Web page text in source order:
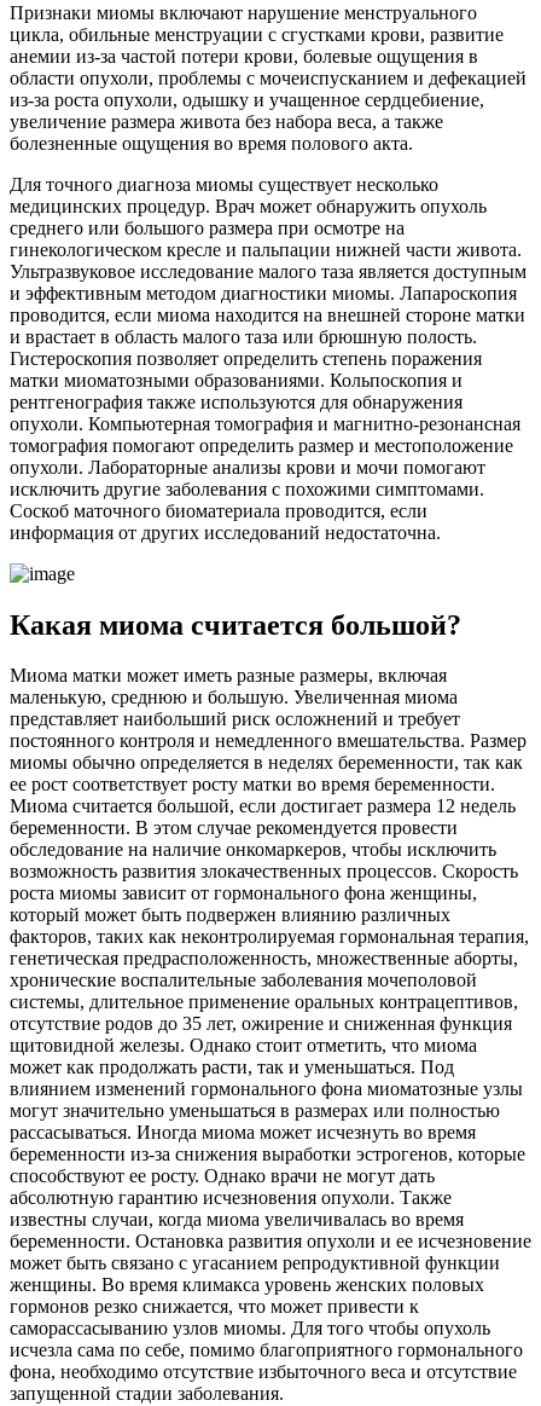
Признаки миомы включают нарушение менструального
цикла, обильные менструации с сгустками крови, развитие
анемии из-за частой потери крови, болевые ощущения в
области опухоли, проблемы с мочеиспусканием и дефекацией
из-за роста опухоли, одышку и учащенное сердцебиение,
увеличение размера живота без набора веса, а также
болезненные ощущения во время полового акта.
Для точного диагноза миомы существует несколько
медицинских процедур. Врач может обнаружить опухоль
среднего или большого размера при осмотре на
гинекологическом кресле и пальпации нижней части живота.
Ультразвуковое исследование малого таза является доступным
и эффективным методом диагностики миомы. Лапароскопия
проводится, если миома находится на внешней стороне матки
и врастает в область малого таза или брюшную полость.
Гистероскопия позволяет определить степень поражения
матки миоматозными образованиями. Кольпоскопия и
рентгенография также используются для обнаружения
опухоли. Компьютерная томография и магнитно-резонансная
томография помогают определить размер и местоположение
опухоли. Лабораторные анализы крови и мочи помогают
исключить другие заболевания с похожими симптомами.
Соскоб маточного биоматериала проводится, если
информация от других исследований недостаточна.
Какая миома считается большой?
Миома матки может иметь разные размеры, включая
маленькую, среднюю и большую. Увеличенная миома
представляет наибольший риск осложнений и требует
постоянного контроля и немедленного вмешательства. Размер
миомы обычно определяется в неделях беременности, так как
ее рост соответствует росту матки во время беременности.
Миома считается большой, если достигает размера 12 недель
беременности. В этом случае рекомендуется провести
обследование на наличие онкомаркеров, чтобы исключить
возможность развития злокачественных процессов. Скорость
роста миомы зависит от гормонального фона женщины,
который может быть подвержен влиянию различных
факторов, таких как неконтролируемая гормональная терапия,
генетическая предрасположенность, множественные аборты,
хронические воспалительные заболевания мочеполовой
системы, длительное применение оральных контрацептивов,
отсутствие родов до 35 лет, ожирение и сниженная функция
щитовидной железы. Однако стоит отметить, что миома
может как продолжать расти, так и уменьшаться. Под
влиянием изменений гормонального фона миоматозные узлы
могут значительно уменьшаться в размерах или полностью
рассасываться. Иногда миома может исчезнуть во время
беременности из-за снижения выработки эстрогенов, которые
способствуют ее росту. Однако врачи не могут дать
абсолютную гарантию исчезновения опухоли. Также
известны случаи, когда миома увеличивалась во время
беременности. Остановка развития опухоли и ее исчезновение
может быть связано с угасанием репродуктивной функции
женщины. Во время климакса уровень женских половых
гормонов резко снижается, что может привести к
саморассасыванию узлов миомы. Для того чтобы опухоль
исчезла сама по себе, помимо благоприятного гормонального
фона, необходимо отсутствие избыточного веса и отсутствие
запущенной стадии заболевания.